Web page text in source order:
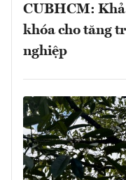
CUBHCM: Khả
khóa cho tăng
nghiệp